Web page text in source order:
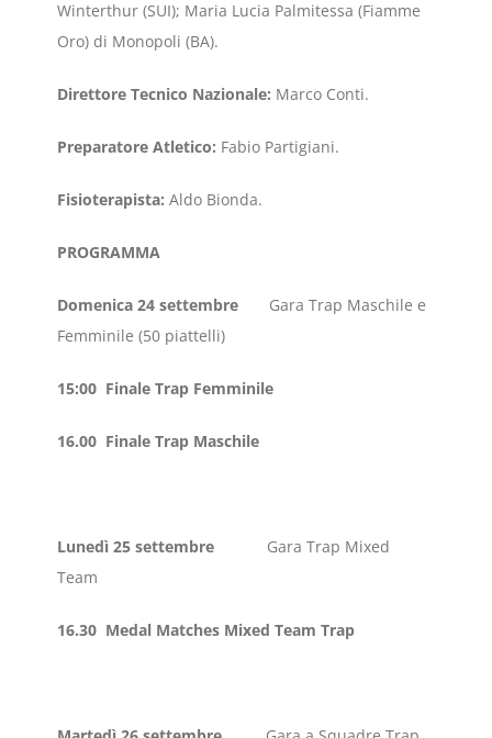
Winterthur (SUI); Maria Lucia Palmitessa (Fiamme
Oro) di Monopoli (BA).
Direttore Tecnico Nazionale: Marco Conti.
Preparatore Atletico: Fabio Partigiani.
Fisioterapista: Aldo Bionda.
PROGRAMMA
Domenica 24 settembre Gara Trap Maschile e
Femminile (50 piattelli)
15:00 Finale Trap Femminile
16.00 Finale Trap Maschile
Lunedì 25 settembre Gara Trap Mixed
Team
16.30 Medal Matches Mixed Team Trap